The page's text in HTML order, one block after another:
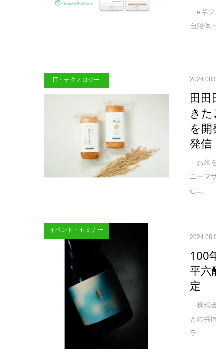
eギフ
自治体
IT・テクノロジー
田
き
を
発信
お米
ニーマ
む...
イベント・セミナー
100
平六
定
株式
との共
ラ...